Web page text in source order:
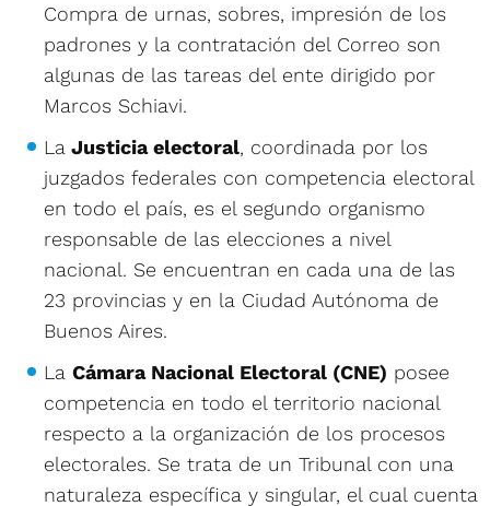
Compra de urnas, sobres, impresión de los
padrones y la contratación del Correo son
algunas de las tareas del ente dirigido por
Marcos Schiavi.
La Justicia electoral, coordinada por los
juzgados federales con competencia electoral
en todo el país, es el segundo organismo
responsable de las elecciones a nivel
nacional. Se encuentran en cada una de las
23 provincias y en la Ciudad Autónoma de
Buenos Aires.
La Cámara Nacional Electoral (CNE) posee
competencia en todo el territorio nacional
respecto a la organización de los procesos
electorales. Se trata de un Tribunal con una
naturaleza específica y singular, el cual cuenta